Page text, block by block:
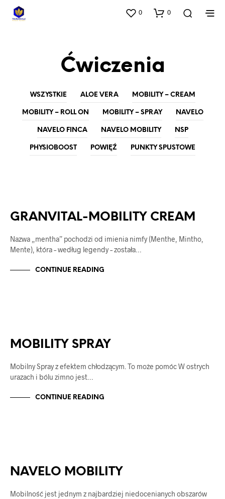
0 0
Ćwiczenia
WSZYSTKIE ALOE VERA MOBILITY – CREAM
MOBILITY – ROLL ON MOBILITY – SPRAY NAVELO
NAVELO FINCA NAVELO MOBILITY NSP
PHYSIOBOOST POWIĘŹ PUNKTY SPUSTOWE
GRANVITAL-MOBILITY CREAM
Nazwa „mentha” pochodzi od imienia nimfy (Menthe, Mintho,
Mente), która – według legendy – została…
CONTINUE READING
MOBILITY SPRAY
Mobilny Spray z efektem chłodzącym. To może pomóc W ostrych
urazach i bólu zimno jest…
CONTINUE READING
NAVELO MOBILITY
Mobilność jest jednym z najbardziej niedocenianych obszarów